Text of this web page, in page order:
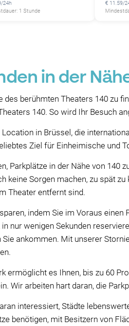
24h
1 Stunde
€ 11.59/
in der
des berühmten Theaters 140 zu
140. So wird Ihr Besuch
in Brüssel, die
Ziel für Einheimische und
Parkplätze in der Nähe von 140
keine Sorgen machen, zu spät
Theater entfernt sind.
indem Sie im Voraus
nur wenigen Sekunden
Sie ankommen. Mit unserer
ermöglicht es Ihnen, bis zu 60
Wir arbeiten hart daran, die
interessiert, Städte
benötigen, mit Besitzern von